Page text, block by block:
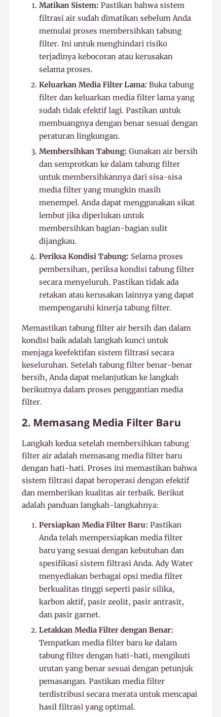
Matikan Sistem: Pastikan bahwa sistem
filtrasi air sudah dimatikan sebelum Anda
memulai proses membersihkan tabung
filter. Ini untuk menghindari risiko
terjadinya kebocoran atau kerusakan
selama proses.
Keluarkan Media Filter Lama: Buka tabung
filter dan keluarkan media filter lama yang
sudah tidak efektif lagi. Pastikan untuk
membuangnya dengan benar sesuai dengan
peraturan lingkungan.
Membersihkan Tabung: Gunakan air bersih
dan semprotkan ke dalam tabung filter
untuk membersihkannya dari sisa-sisa
media filter yang mungkin masih
menempel. Anda dapat menggunakan sikat
lembut jika diperlukan untuk
membersihkan bagian-bagian sulit
dijangkau.
Periksa Kondisi Tabung: Selama proses
pembersihan, periksa kondisi tabung filter
secara menyeluruh. Pastikan tidak ada
retakan atau kerusakan lainnya yang dapat
mempengaruhi kinerja tabung filter.
Memastikan tabung filter air bersih dan dalam
kondisi baik adalah langkah kunci untuk
menjaga keefektifan sistem filtrasi secara
keseluruhan. Setelah tabung filter benar-benar
bersih, Anda dapat melanjutkan ke langkah
berikutnya dalam proses penggantian media
filter.
2. Memasang Media Filter Baru
Langkah kedua setelah membersihkan tabung
filter air adalah memasang media filter baru
dengan hati-hati. Proses ini memastikan bahwa
sistem filtrasi dapat beroperasi dengan efektif
dan memberikan kualitas air terbaik. Berikut
adalah panduan langkah-langkahnya:
Persiapkan Media Filter Baru: Pastikan
Anda telah mempersiapkan media filter
baru yang sesuai dengan kebutuhan dan
spesifikasi sistem filtrasi Anda. Ady Water
menyediakan berbagai opsi media filter
berkualitas tinggi seperti pasir silika,
karbon aktif, pasir zeolit, pasir antrasit,
dan pasir garnet.
Letakkan Media Filter dengan Benar:
Tempatkan media filter baru ke dalam
tabung filter dengan hati-hati, mengikuti
urutan yang benar sesuai dengan petunjuk
pemasangan. Pastikan media filter
terdistribusi secara merata untuk mencapai
hasil filtrasi yang optimal.